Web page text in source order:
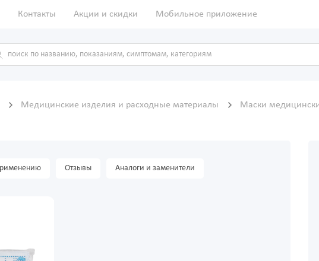
Контакты Акции и скидки Мобильное приложение
Медицинские изделия и расходные материалы Маски
Отзывы Аналоги и заменители